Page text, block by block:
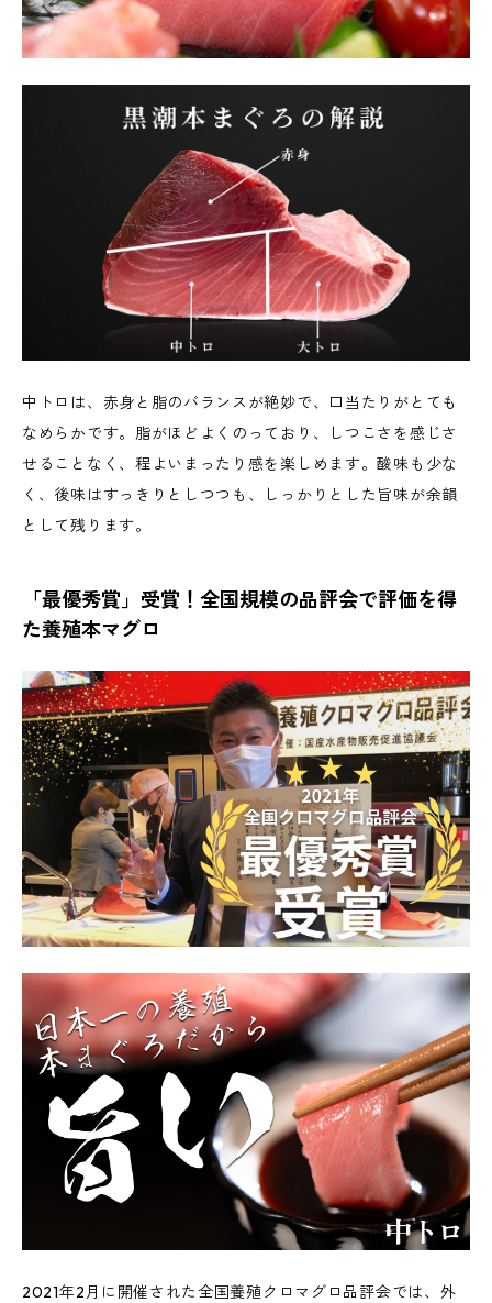
中トロは、赤身と脂のバランスが絶妙で、口当たりがとても
なめらかです。脂がほどよくのっており、しつこさを感じさ
せることなく、程よいまったり感を楽しめます。酸味も少な
く、後味はすっきりとしつつも、しっかりとした旨味が余韻
として残ります。
「最優秀賞」受賞！全国規模の品評会で評価を得
た養殖本マグロ
2021年2月に開催された全国養殖クロマグロ品評会では、外